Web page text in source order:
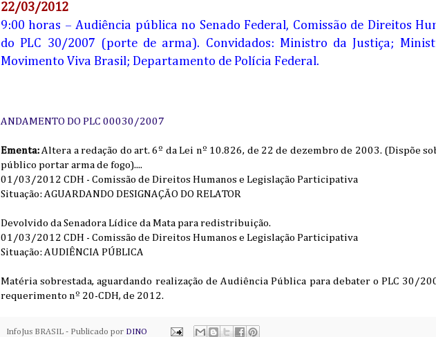
22/03/2012
9:00 horas – Audiência pública no Senado Federal, Comissão de Direitos
do PLC 30/2007 (porte de arma). Convidados: Ministro da Justiça;
Movimento Viva Brasil; Departamento de Polícia Federal.
ANDAMENTO DO PLC 00030/2007
Ementa:Altera a redação do art. 6º da Lei nº 10.826, de 22 de dezembro de 2003. (Dispõe
público portar arma de fogo)....
01/03/2012 CDH - Comissão de Direitos Humanos e Legislação Participativa
Situação: AGUARDANDO DESIGNAÇÃO DO RELATOR
Devolvido da Senadora Lídice da Mata para redistribuição.
01/03/2012 CDH - Comissão de Direitos Humanos e Legislação Participativa
Situação: AUDIÊNCIA PÚBLICA
Matéria sobrestada, aguardando realização de Audiência Pública para debater o PLC 30/
requerimento nº 20-CDH, de 2012.
InfoJus BRASIL - Publicado por DINO